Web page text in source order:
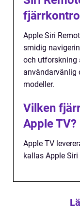
Apple Siri
smidig
och utforskning
användarvänlig
modeller.
Vilken
Apple TV?
Apple TV
kallas Apple Siri